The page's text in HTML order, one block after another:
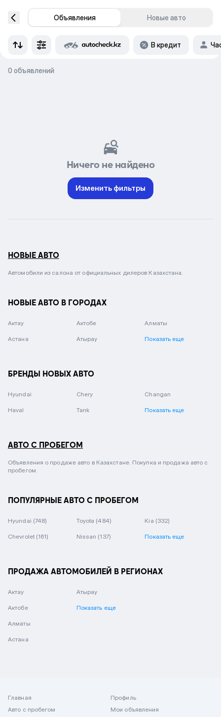
Объявления Новые авто
В кредит
0 объявлений
Ничего не найдено
Изменить фильтры
НОВЫЕ АВТО
Автомобили из салона от официальных дилеров Казахстана.
НОВЫЕ АВТО В ГОРОДАХ
Актау Актобе Алматы
Астана Атырау Показать еще
БРЕНДЫ НОВЫХ АВТО
Hyundai Chery Changan
Haval Tank Показать еще
АВТО С ПРОБЕГОМ
Объявления о продаже авто в Казахстане. Покупка и продажа авто с
пробегом.
ПОПУЛЯРНЫЕ АВТО С ПРОБЕГОМ
Hyundai (748) Toyota (484) Kia (332)
Chevrolet (161) Nissan (137) Показать еще
ПРОДАЖА АВТОМОБИЛЕЙ В РЕГИОНАХ
Актау
Актобе
Алматы
Астана
Атырау
Показать еще
Главная
Авто с пробегом
Профиль
Мои объявления